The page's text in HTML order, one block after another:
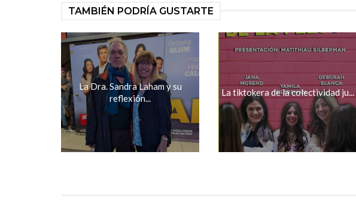
TAMBIÉN PODRÍA GUSTARTE
La Dra. Sandra Laham y su
reflexión...
La tiktokera de la colectividad ju...